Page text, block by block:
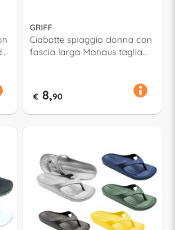
GRIFF
Ciabatte spiaggia donna con
fascia larga Manaus taglia
€ 8,90